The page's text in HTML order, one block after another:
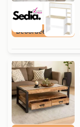
Beoordeeld met 9+